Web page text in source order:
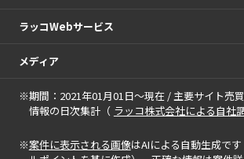
ラッコWebサービス
メディア
※期間：2021年01月01日～現在 / 主要サイト売
情報の日次集計（ ラッコ株式会社による自社
※案件に表示される画像はAIによる自動生成で